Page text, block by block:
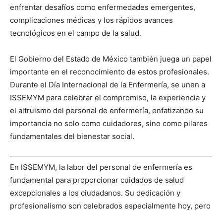
enfrentar desafíos como enfermedades emergentes,
complicaciones médicas y los rápidos avances
tecnológicos en el campo de la salud.
El Gobierno del Estado de México también juega un papel
importante en el reconocimiento de estos profesionales.
Durante el Día Internacional de la Enfermería, se unen a
ISSEMYM para celebrar el compromiso, la experiencia y
el altruismo del personal de enfermería, enfatizando su
importancia no solo como cuidadores, sino como pilares
fundamentales del bienestar social.
En ISSEMYM, la labor del personal de enfermería es
fundamental para proporcionar cuidados de salud
excepcionales a los ciudadanos. Su dedicación y
profesionalismo son celebrados especialmente hoy, pero